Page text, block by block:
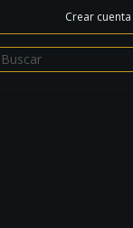
Crear cuenta